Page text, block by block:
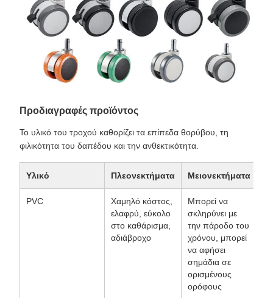
Προδιαγραφές προϊόντος
Το υλικό του τροχού καθορίζει τα επίπεδα θορύβου, τη
φιλικότητα του δαπέδου και την ανθεκτικότητα.
Υλικό Πλεονεκτήματα Μειονεκτήματα
PVC
Χαμηλό κόστος,
ελαφρύ, εύκολο
στο καθάρισμα,
αδιάβροχο
Μπορεί να
σκληρύνει με
την πάροδο του
χρόνου, μπορεί
να αφήσει
σημάδια σε
ορισμένους
ορόφους